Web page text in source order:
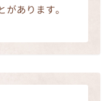
あります。